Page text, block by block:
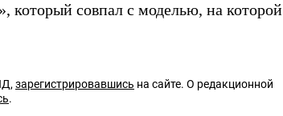
который совпал с моделью, на которой
зарегистрировавшись на сайте. О редакционной
.